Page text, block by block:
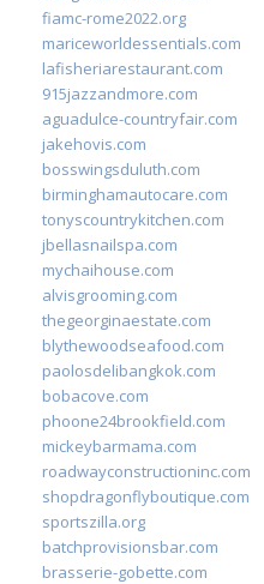
fiamc-rome2022.org
mariceworldessentials.com
lafisheriarestaurant.com
915jazzandmore.com
aguadulce-countryfair.com
jakehovis.com
bosswingsduluth.com
birminghamautocare.com
tonyscountrykitchen.com
jbellasnailspa.com
mychaihouse.com
alvisgrooming.com
thegeorginaestate.com
blythewoodseafood.com
paolosdelibangkok.com
bobacove.com
phoone24brookfield.com
mickeybarmama.com
roadwayconstructioninc.com
shopdragonflyboutique.com
sportszilla.org
batchprovisionsbar.com
brasserie-gobette.com